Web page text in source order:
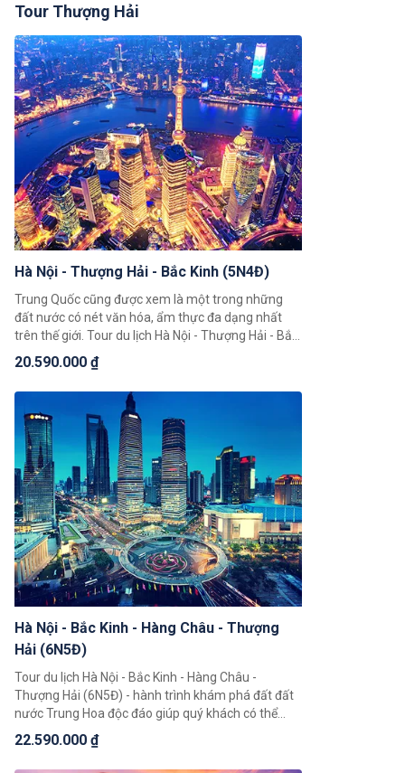
Tour Thượng Hải
Hà Nội - Thượng Hải - Bắc Kinh (5N4Đ)
Trung Quốc cũng được xem là một trong những
đất nước có nét văn hóa, ẩm thực đa dạng nhất
trên thế giới. Tour du lịch Hà Nội - Thượng Hải - Bắc
Kinh (5N4Đ) hứa hẹn sẽ mang đến cho du khách
trải nghiệm độc đáo giúp quý khách có thể chiêm
ngưỡng toàn cảnh đất nước Trung Hoa với những
cảnh đẹp thiên nhiên hùng vĩ cùng nền văn hoá và
với bề dày lịch sử bậc nhất Châu Á.
20.590.000 ₫
Hà Nội - Bắc Kinh - Hàng Châu - Thượng
Hải (6N5Đ)
Tour du lịch Hà Nội - Bắc Kinh - Hàng Châu -
Thượng Hải (6N5Đ) - hành trình khám phá đất đất
nước Trung Hoa độc đáo giúp quý khách có thể
chiêm ngưỡng toàn cảnh đất nước Trung Hoa rộng
lớn, khám phá một loạt 3 thành phố nổi tiếng là
Bắc Kinh, Thượng Hải, Hàng Châu.
22.590.000 ₫